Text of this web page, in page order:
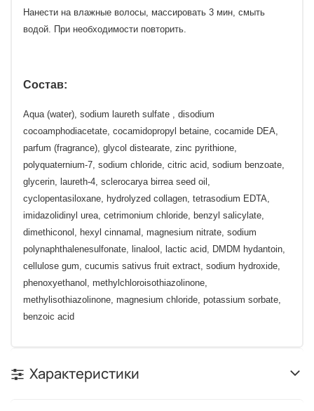
Нанести на влажные волосы, массировать 3 мин, смыть
водой. При необходимости повторить.
Состав:
Aqua (water), sodium laureth sulfate , disodium
cocoamphodiacetate, cocamidopropyl betaine, cocamide DEA,
parfum (fragrance), glycol distearate, zinc pyrithione,
polyquaternium-7, sodium chloride, citric acid, sodium benzoate,
glycerin, laureth-4, sclerocarya birrea seed oil,
cyclopentasiloxane, hydrolyzed collagen, tetrasodium EDTA,
imidazolidinyl urea, cetrimonium chloride, benzyl salicylate,
dimethiconol, hexyl cinnamal, magnesium nitrate, sodium
polynaphthalenesulfonate, linalool, lactic acid, DMDM hydantoin,
cellulose gum, cucumis sativus fruit extract, sodium hydroxide,
phenoxyethanol, methylchloroisothiazolinone,
methylisothiazolinone, magnesium chloride, potassium sorbate,
benzoic acid
Характеристики